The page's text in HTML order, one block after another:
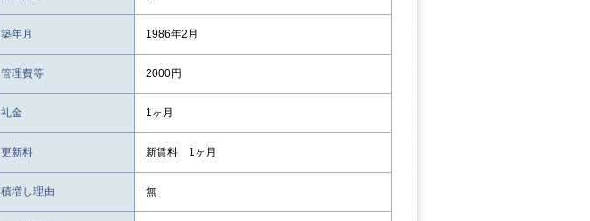
築年月 1986年2月
管理費等 2000円
礼金 1ヶ月
更新料 新賃料 1ヶ月
積増し理由 無